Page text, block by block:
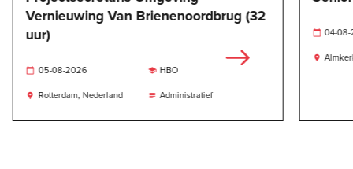
Vernieuwing Van Brienenoordbrug (32
uur)
 05-08-2026  HBO
 Rotterdam, Nederland  Administratief
 04-
